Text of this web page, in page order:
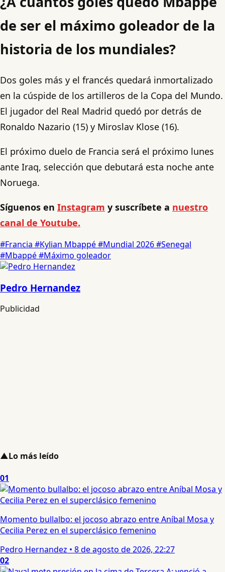
de ser el máximo goleador de la
historia de los mundiales?
Dos goles más y el francés quedará inmortalizado
en la cúspide de los artilleros de la Copa del Mundo.
El jugador del Real Madrid quedó por detrás de
Ronaldo Nazario (15) y Miroslav Klose (16).
El próximo duelo de Francia será el próximo lunes
ante Iraq, selección que debutará esta noche ante
Noruega.
Síguenos en Instagram y suscríbete a nuestro
canal de Youtube.
#Francia #Kylian Mbappé#Mundial 2026#Senegal
#Mbappé#Máximo goleador
Pedro Hernandez
Publicidad
▲Lo más leído
01
Momento bullalbo: el jocoso abrazo entre Aníbal Mosa y
Cecilia Perez en el superclásico femenino
Pedro Hernandez • 8 de agosto de 2026, 22:27
02